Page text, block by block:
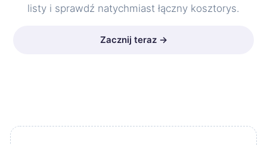
listy i sprawdź natychmiast łączny kosztorys.
Zacznij teraz →